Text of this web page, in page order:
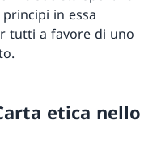
in essa
tutti a favore di uno
etica nello